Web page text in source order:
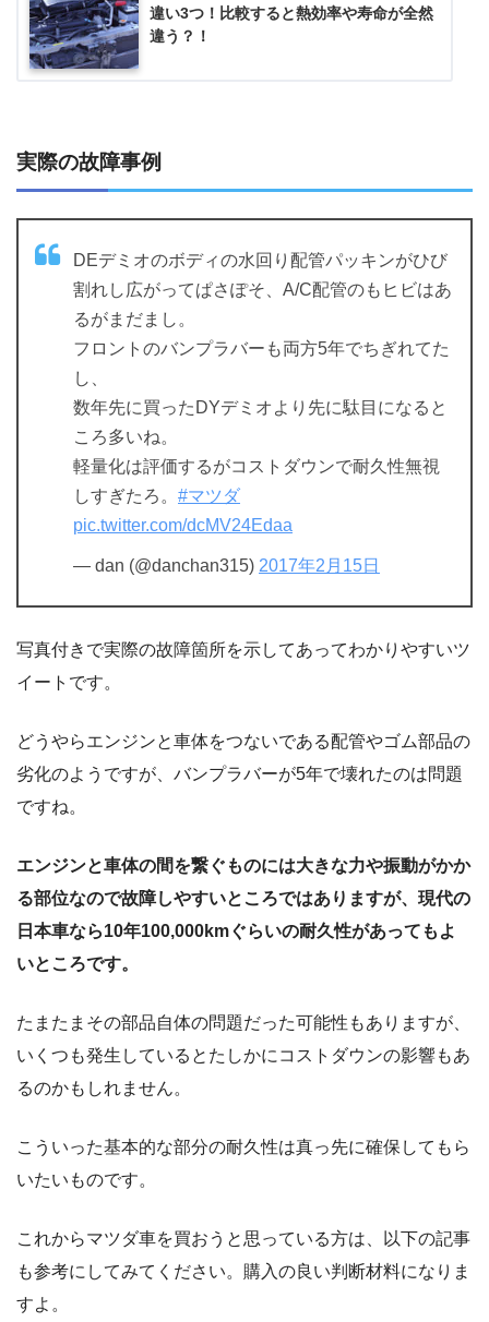
違い3つ！比較すると熱効率や寿命が全然
違う？！
実際の故障事例
DEデミオのボディの水回り配管パッキンがひび
割れし広がってぱさぽそ、A/C配管のもヒビはあ
るがまだまし。
フロントのバンプラバーも両方5年でちぎれてた
し、
数年先に買ったDYデミオより先に駄目になると
ころ多いね。
軽量化は評価するがコストダウンで耐久性無視
しすぎたろ。 #マツダ
pic.twitter.com/dcMV24Edaa
— dan (@danchan315) 2017年2月15日
写真付きで実際の故障箇所を示してあってわかりやすいツ
イートです。
どうやらエンジンと車体をつないである配管やゴム部品の
劣化のようですが、バンプラバーが5年で壊れたのは問題
ですね。
エンジンと車体の間を繋ぐものには大きな力や振動がかか
る部位なので故障しやすいところではありますが、現代の
日本車なら10年100,000kmぐらいの耐久性があってもよ
いところです。
たまたまその部品自体の問題だった可能性もありますが、
いくつも発生しているとたしかにコストダウンの影響もあ
るのかもしれません。
こういった基本的な部分の耐久性は真っ先に確保してもら
いたいものです。
これからマツダ車を買おうと思っている方は、以下の記事
も参考にしてみてください。購入の良い判断材料になりま
すよ。